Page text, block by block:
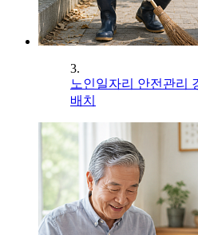
3.
노인일자리 안전관리
배치